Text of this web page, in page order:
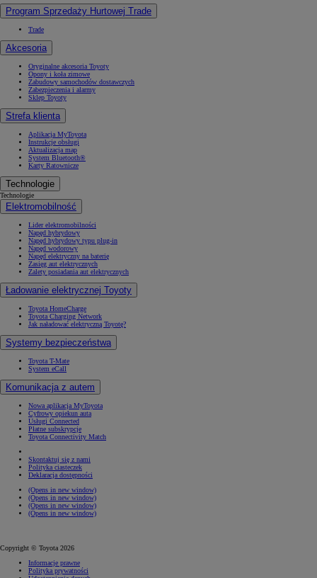
Program Sprzedaży Hurtowej Trade
Trade
Akcesoria
Oryginalne akcesoria Toyoty
Opony i koła zimowe
Zabudowy samochodów dostawczych
Zabezpieczenia i alarmy
Sklep Toyoty
Strefa klienta
Aplikacja MyToyota
Instrukcje obsługi
Aktualizacja map
System Bluetooth®
Karty Ratownicze
Technologie
Technologie
Elektromobilność
Lider elektromobilności
Napęd hybrydowy
Napęd hybrydowy typu plug-in
Napęd wodorowy
Napęd elektryczny na baterię
Zasięg aut elektrycznych
Zalety posiadania aut elektrycznych
Ładowanie elektrycznej Toyoty
Toyota HomeCharge
Toyota Charging Network
Jak naładować elektryczną Toyotę?
Systemy bezpieczeństwa
Toyota T-Mate
System eCall
Komunikacja z autem
Nowa aplikacja MyToyota
Cyfrowy opiekun auta
Usługi Connected
Płatne subskrypcje
Toyota Connectivity Match
Skontaktuj się z nami
Polityka ciasteczek
Deklaracja dostępności
(Opens in new window)
(Opens in new window)
(Opens in new window)
(Opens in new window)
Copyright © Toyota 2026
Informacje prawne
Polityka prywatności